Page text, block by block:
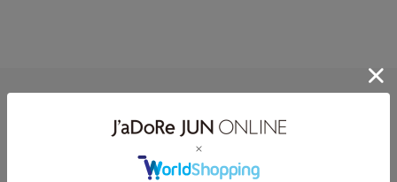
何かお困りですか？